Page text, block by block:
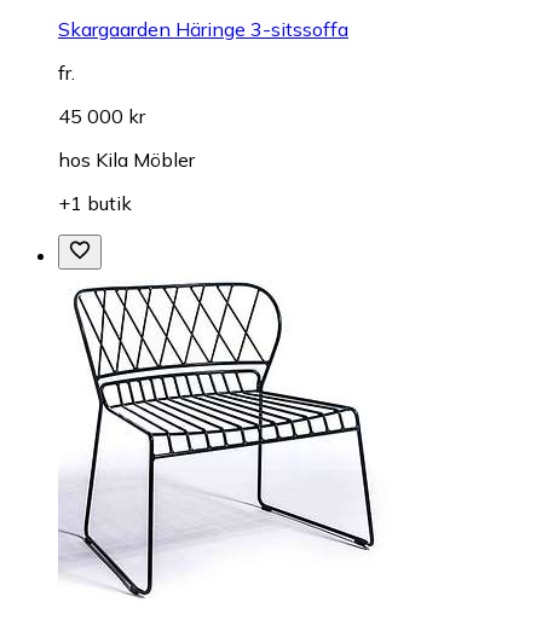
Skargaarden Häringe 3-sitssoffa
fr.
45 000 kr
hos Kila Möbler
+1 butik